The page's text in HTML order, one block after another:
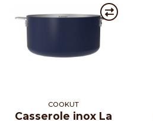
COOKUT
Casserole inox La